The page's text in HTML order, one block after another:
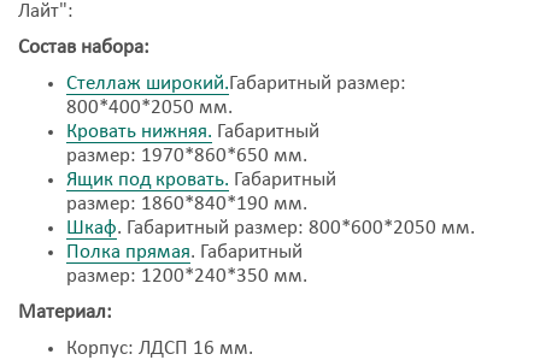
Лайт":
Состав набора:
Стеллаж широкий.Габаритный размер:
800*400*2050 мм.
Кровать нижняя. Габаритный
размер: 1970*860*650 мм.
Ящик под кровать. Габаритный
размер: 1860*840*190 мм.
Шкаф. Габаритный размер: 800*600*2050 мм.
Полка прямая. Габаритный
размер: 1200*240*350 мм.
Материал:
Корпус: ЛДСП 16 мм.